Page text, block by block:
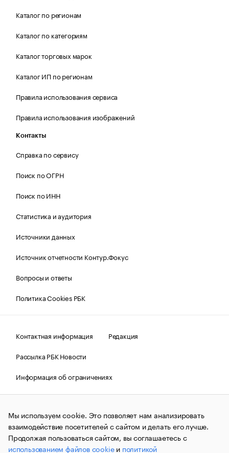
Каталог по регионам
Каталог по категориям
Каталог торговых марок
Каталог ИП по регионам
Правила использования сервиса
Правила использования изображений
Контакты
Справка по сервису
Поиск по ОГРН
Поиск по ИНН
Статистика и аудитория
Источники данных
Источник отчетности Контур.Фокус
Вопросы и ответы
Политика Cookies РБК
Контактная информация
Редакция
Рассылка РБК Новости
Информация об ограничениях
Правовая информация
О соблюдении авторских прав
© АО «РОСБИЗНЕСКОНСАЛТИНГ»,1995–2026.Сообщения
и материалы информационного агентства «РБК»
(зарегистрировано Федеральной службой по надзору в сфере
связи, информационных технологий и массовых
коммуникаций (Роскомнадзор) 09.12.2015 за номером ИА
Мы используем cookie. Это позволяет нам анализировать
взаимодействие посетителей с сайтом и делать его лучше.
Продолжая пользоваться сайтом, вы соглашаетесь с
использованием файлов cookieи политикой